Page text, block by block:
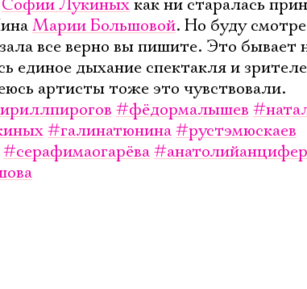
Софии Лукиныхкак ни старалась
Марии Большовой. Но буду
все верно вы пишите. Это бывает
единое дыхание спектакля и
артисты тоже это чувствовали.
#фёдормалышев
#галинатюнина#рустэмюскаев
#серафимаогарёва